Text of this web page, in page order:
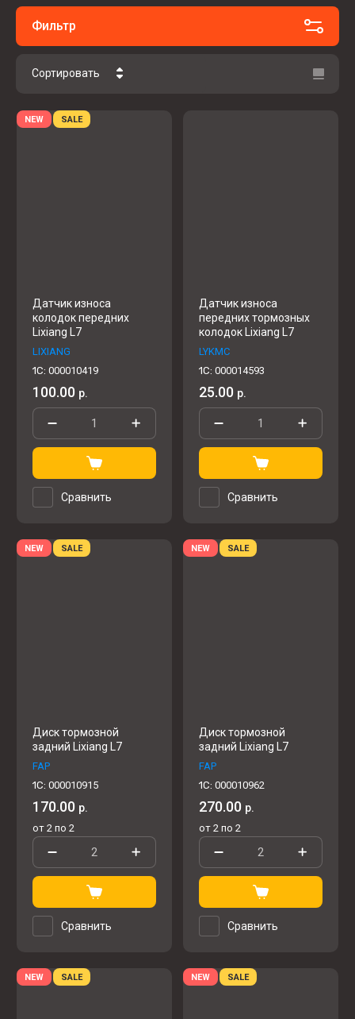
Фильтр
Сортировать
Цена - убывание
NEW SALE
Датчик износа
колодок передних
Lixiang L7
LIXIANG
1C: 000010419
100.00 р.
Сравнить
Датчик износа
передних тормозных
колодок Lixiang L7
LYKMC
1C: 000014593
25.00 р.
Сравнить
NEW SALE
Диск тормозной
задний Lixiang L7
FAP
1C: 000010915
170.00 р.
от 2 по 2
Сравнить
NEW SALE
Диск тормозной
задний Lixiang L7
FAP
1C: 000010962
270.00 р.
от 2 по 2
Сравнить
NEW SALE NEW SALE